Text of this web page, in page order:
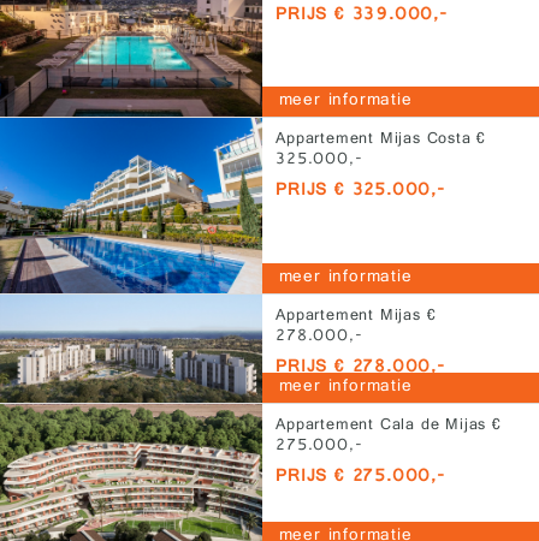
PRIJS € 339.000,-
meer informatie
Appartement Mijas Costa €
325.000,-
PRIJS € 325.000,-
meer informatie
Appartement Mijas €
278.000,-
PRIJS € 278.000,-
meer informatie
Appartement Cala de Mijas €
275.000,-
PRIJS € 275.000,-